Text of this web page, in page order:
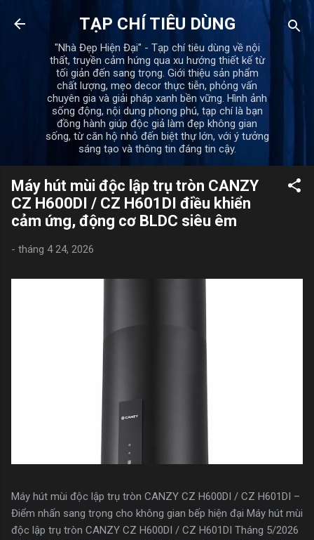
Chuyển đến nội dung chính
TẠP CHÍ TIÊU DÙNG
"Nhà Đẹp Hiện Đại" - Tạp chí tiêu dùng về nội
thất, truyền cảm hứng qua xu hướng thiết kế từ
tối giản đến sang trọng. Giới thiệu sản phẩm
chất lượng, mẹo decor thực tiễn, phỏng vấn
chuyên gia và giải pháp xanh bền vững. Hình ảnh
sống động, nội dung phong phú, tạp chí là bạn
đồng hành giúp độc giả làm đẹp không gian
sống, từ căn hộ nhỏ đến biệt thự lớn, với ý tưởng
sáng tạo và thông tin đáng tin cậy.
Máy hút mùi độc lập trụ tròn CANZY
CZ H600DI / CZ H601DI điều khiển
cảm ứng, động cơ BLDC siêu êm
- tháng 4 24, 2026
Máy hút mùi độc lập trụ tròn CANZY CZ H600DI / CZ H601DI –
Điểm nhấn sang trọng cho không gian bếp hiện đại Máy hút mùi
độc lập trụ tròn CANZY CZ H600DI / CZ H601DI Tháng 5/2026